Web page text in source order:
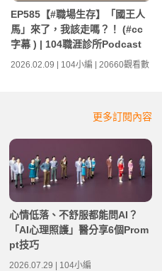
EP585【#職場生存】「國王人
馬」來了，我該走嗎？！ (#cc
字幕 ) | 104職涯診所Podcast
2026.02.09 | 104小編 | 20660觀看數
更多訂閱內容
心情低落、不舒服都能問AI？
「AI心理照護」醫分享6個Prom
pt技巧
2026.07.29 | 104小編